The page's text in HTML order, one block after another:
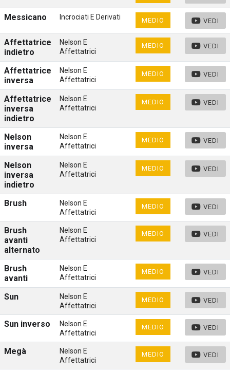
Messicano Incrociati E Derivati MEDIO VEDI
Affettatrice
indietro
Nelson E
Affettatrici
MEDIO VEDI
Affettatrice
inversa
Nelson E
Affettatrici
MEDIO VEDI
Affettatrice
inversa
indietro
Nelson E
Affettatrici
MEDIO VEDI
Nelson
inversa
Nelson E
Affettatrici
MEDIO VEDI
Nelson
inversa
indietro
Nelson E
Affettatrici
MEDIO VEDI
Brush
Nelson E
Affettatrici
MEDIO VEDI
Brush
avanti
alternato
Nelson E
Affettatrici
MEDIO VEDI
Brush
avanti
Nelson E
Affettatrici
MEDIO VEDI
Sun
Nelson E
Affettatrici
MEDIO VEDI
Sun inverso
Nelson E
Affettatrici
MEDIO VEDI
Megà
Nelson E
Affettatrici
MEDIO VEDI